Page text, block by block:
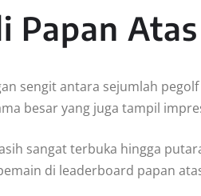
Papan Atas
sengit antara sejumlah
besar yang juga tampil
sangat terbuka hingga
di leaderboard papan